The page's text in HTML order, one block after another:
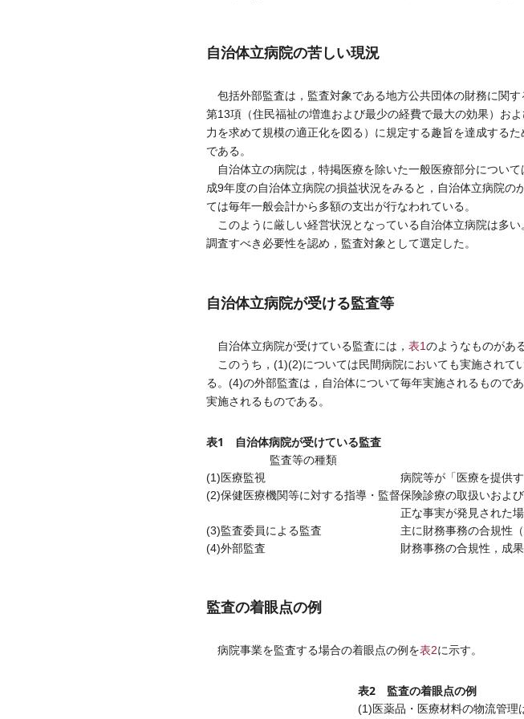
自治体立病院の苦しい現況
包括外部監査は，監査対象である地方公共団体の財務に関
第13項（住民福祉の増進および最少の経費で最大の効果）お
力を求めて規模の適正化を図る）に規定する趣旨を達成する
である。
自治体立の病院は，特掲医療を除いた一般医療部分につい
成9年度の自治体立病院の損益状況をみると，自治体立病院
ては毎年一般会計から多額の支出が行なわれている。
このように厳しい経営状況となっている自治体立病院は多
調査すべき必要性を認め，監査対象として選定した。
自治体立病院が受ける監査等
自治体立病院が受けている監査には， 表1のようなものがある
このうち，(1)(2)については民間病院においても実施されて
る。(4)の外部監査は，自治体について毎年実施されるもので
実施されるものである。
表1 自治体病院が受けている監査
監査等の種類
(1)医療監視
病院等が「医療を提供
(2)保健医療機関等に対する指導・監督保険診療の取扱いおよ
正な事実が発見された
(3)監査委員による監査
主に財務事務の合規性
(4)外部監査
財務事務の合規性，成
監査の着眼点の例
病院事業を監査する場合の着眼点の例を表2に示す。
表2 監査の着眼点の例
(1)医薬品・医療材料の物流管理